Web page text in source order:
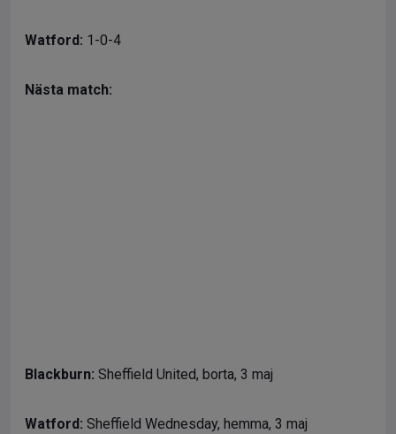
Watford: 1-0-4
Nästa match:
Blackburn: Sheffield United, borta, 3 maj
Watford: Sheffield Wednesday, hemma, 3 maj